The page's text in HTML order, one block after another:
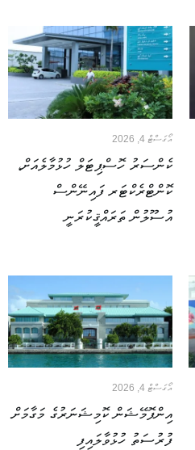
އޯގަސްޓް 4, 2026
ކެންސަރު ހޮސްޕިޓަލް ހުޅުމާލެއަށް،
ކޮންޓްރެކްޓަރ ފައިނޭންސް
އުސޫލުން ތަރައްޤީކުރަނީ
އޯގަސްޓް 4, 2026
އިންފޮމޭޝަން ކޮމިޝަނަރުގެ މަގާމަށް
ފުރުސަތު ހުޅުވާލައިފި